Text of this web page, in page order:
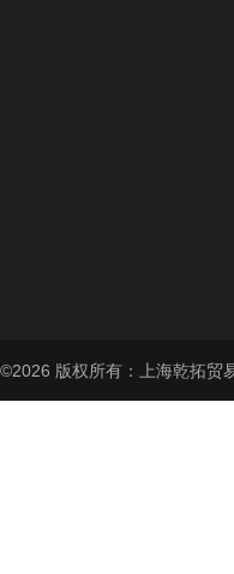
©2026 版权所有：上海乾拓贸